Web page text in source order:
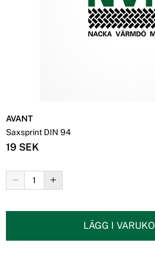
AVANT
Saxsprint DIN 94
19 SEK
LÄGG I